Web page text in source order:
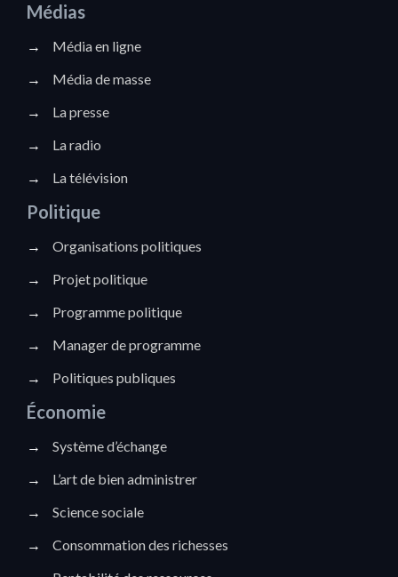
Médias
→
Média en ligne
→
Média de masse
→
La presse
→
La radio
→
La télévision
Politique
→
Organisations politiques
→
Projet politique
→
Programme politique
→
Manager de programme
→
Politiques publiques
Économie
→
Système d’échange
→
L’art de bien administrer
→
Science sociale
→
Consommation des richesses